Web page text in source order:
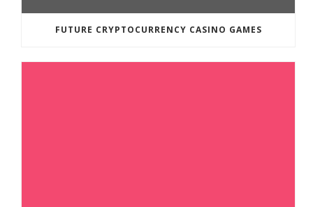
FUTURE CRYPTOCURRENCY CASINO GAMES